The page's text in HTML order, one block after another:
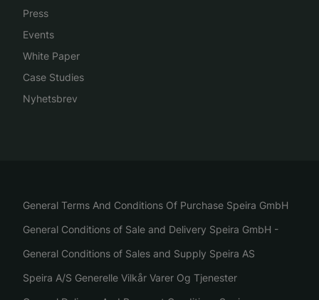
Press
Events
White Paper
Case Studies
Nyhetsbrev
General Terms And Conditions Of Purchase Speira GmbH
General Conditions of Sale and Delivery Speira GmbH -
General Conditions of Sales and Supply Speira AS
Speira A/S Generelle Vilkår Varer Og Tjenester